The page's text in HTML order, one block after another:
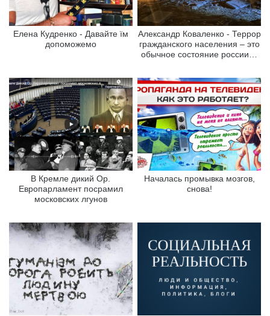
Елена Кудренко - Давайте їм
допоможемо
Александр Коваленко - Террор
гражданского населения – это
обычное состояние россии…
В Кремле дикий Ор.
Европарламент посрамил
московских лгунов
Началась промывка мозгов,
снова!